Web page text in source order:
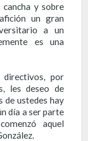
y sobre
un gran
a un
es una
directivos, por
les deseo de
de ustedes hay
día a ser parte
aquel